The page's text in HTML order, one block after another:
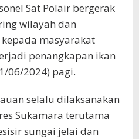
Sat Polair bergerak
wilayah dan
masyarakat
penangkapan ikan
06/2024) pagi.
selalu dilaksanakan
Sukamara terutama
sungai jelai dan